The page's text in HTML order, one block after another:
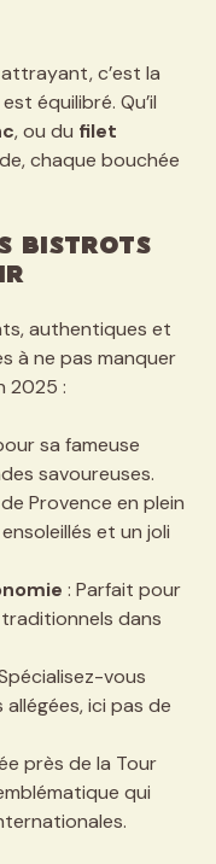
c’est la
équilibré. Qu’il
, ou du filet
chaque bouchée
bistrots
authentiques et
à ne pas manquer
2025 :
sa fameuse
savoureuses.
Provence en plein
et un joli
: Parfait pour
dans
vous
ici pas de
près de la Tour
qui